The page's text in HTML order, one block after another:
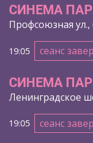
СИНЕМА
Профсоюзная
19:05 сеанс
СИНЕМА
Ленинградское
19:05 сеанс